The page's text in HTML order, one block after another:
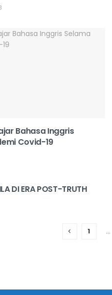
Bahasa Inggris
Covid-19
DI ERA POST-TRUTH
1 …